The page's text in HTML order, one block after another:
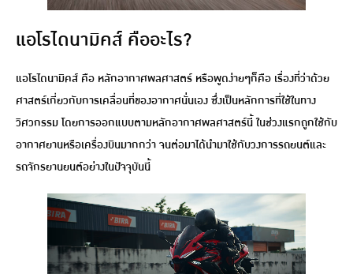
แอโรไดนามิคส์ คืออะไร?
แอโรไดนามิคส์ คือ หลักอากาศพลศาสตร์ หรือพูดง่ายๆก็คือ เรื่องที่ว่าด้วย
ศาสตร์เกี่ยวกับการเคลื่อนที่ของอากาศนั่นเอง ซึ่งเป็นหลักการที่ใช้ในทาง
วิศวกรรม โดยการออกแบบตามหลักอากาศพลศาสตร์นี้ ในช่วงแรกถูกใช้กับ
อากาศยานหรือเครื่องบินมากกว่า จนต่อมาได้นำมาใช้กับวงการรถยนต์และ
รถจักรยานยนต์อย่างในปัจจุบันนี้